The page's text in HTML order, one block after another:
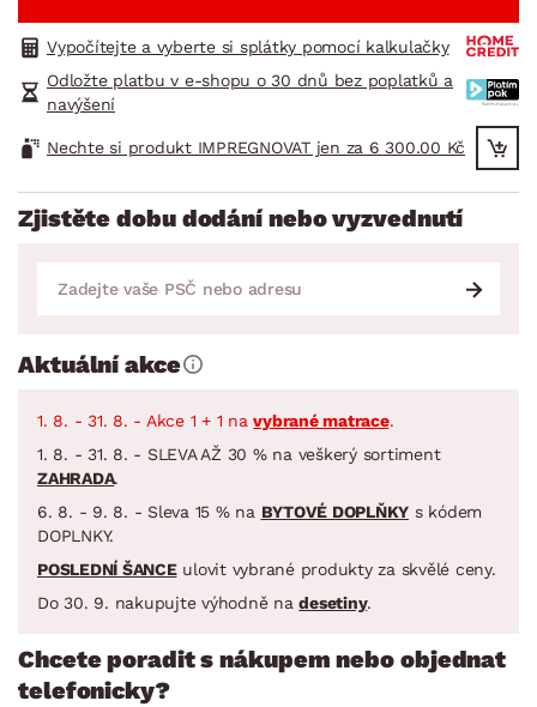
Vypočítejte a vyberte si splátky pomocí kalkulačky
Odložte platbu v e-shopu o 30 dnů bez poplatků a
navýšení
Nechte si produkt IMPREGNOVAT jen za 6 300.00 Kč
Zjistěte dobu dodání nebo vyzvednutí
Aktuální akce
1. 8. - 31. 8. - Akce 1 + 1 navybrané matrace.
1. 8. - 31. 8. - SLEVA AŽ 30 % na veškerý sortiment
ZAHRADA.
6. 8. - 9. 8. - Sleva 15 % na BYTOVÉ DOPLŇKY s kódem
DOPLNKY.
POSLEDNÍ ŠANCEulovit vybrané produkty za skvělé ceny.
Do 30. 9. nakupujte výhodně nadesetiny.
Chcete poradit s nákupem nebo objednat
telefonicky?